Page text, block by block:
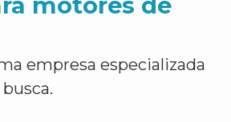
empresa especializada